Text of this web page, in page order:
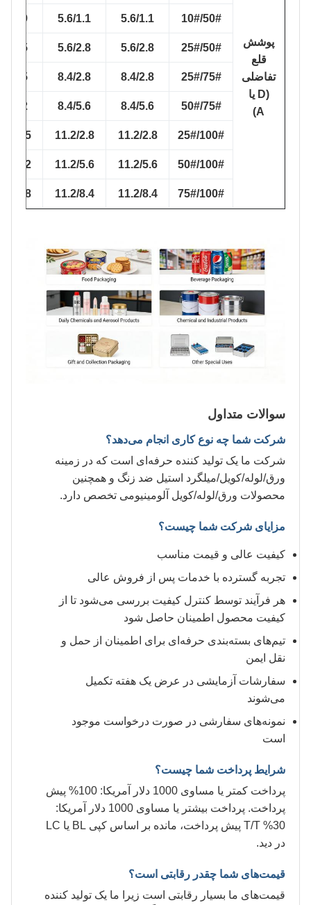
پوشش
تفاضلی
5.6/1.1
5.6/1.1
5.2/0.9
5.6/2.8
5.6/2.8
5.2/2.5
75#/25#
8.4/2.8
8.4/2.8
7.8/2.5
8.4/5.6
8.4/5.6
7.8/5.2
100#/25#
11.2/2.8
11.2/2.8
10.1/2.5
100#/50#
11.2/5.6
11.2/5.6
10.1/5.2
100#/75#
11.2/8.4
11.2/8.4
10.1/7.8
سوالات متداول
شرکت شما چه نوع کاری انجام می‌دهد؟
شرکت ما یک تولید کننده حرفه‌ای است که در زمینه
ورق/لوله/کویل/میلگرد استیل ضد زنگ و همچنین
محصولات ورق/لوله/کویل آلومینیومی تخصص دارد.
مزایای شرکت شما چیست؟
کیفیت عالی و قیمت مناسب
تجربه گسترده با خدمات پس از فروش عالی
هر فرآیند توسط کنترل کیفیت بررسی می‌شود تا از
کیفیت محصول اطمینان حاصل شود
تیم‌های بسته‌بندی حرفه‌ای برای اطمینان از حمل و
نقل ایمن
سفارشات آزمایشی در عرض یک هفته تکمیل
می‌شوند
نمونه‌های سفارشی در صورت درخواست موجود
شرایط پرداخت شما چیست؟
پرداخت کمتر یا مساوی 1000 دلار آمریکا: 100% پیش
پرداخت. پرداخت بیشتر یا مساوی 1000 دلار آمریکا:
30% T/T پیش پرداخت، مانده بر اساس کپی BL یا LC
در دید.
قیمت‌های شما چقدر رقابتی است؟
قیمت‌های ما بسیار رقابتی است زیرا ما یک تولید کننده